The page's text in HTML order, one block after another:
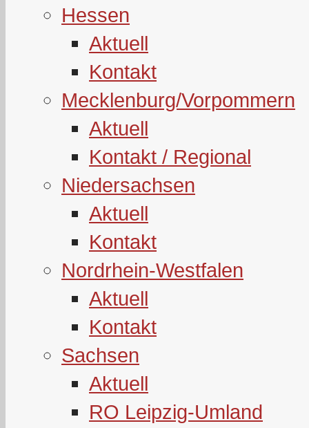
Hessen
Aktuell
Kontakt
Mecklenburg/Vorpommern
Aktuell
Kontakt / Regional
Niedersachsen
Aktuell
Kontakt
Nordrhein-Westfalen
Aktuell
Kontakt
Sachsen
Aktuell
RO Leipzig-Umland